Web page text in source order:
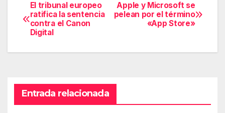
Navegación
de
entradas
Apple y Microsoft se
pelean por el término
«App Store»
El tribunal europeo
ratifica la sentencia
contra el Canon
Digital
Entrada relacionada